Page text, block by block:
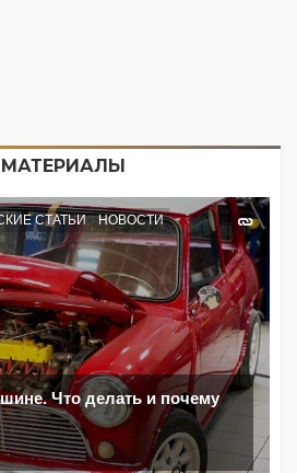
СТАТЬИ НОВОСТИ
Что делать и почему